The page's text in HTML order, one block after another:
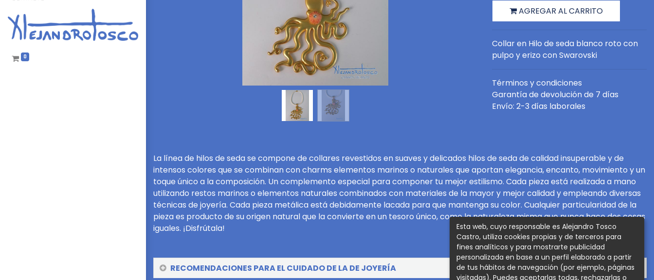
0
AGREGAR AL CARRITO
Collar en Hilo de seda blanco roto con
pulpo y erizo con Swarovski
Términos y condiciones
Garantía de devolución de 7 días
Envío: 2-3 días laborales
La línea de hilos de seda se compone de collares revestidos en suaves y delicados hilos de seda de calidad insuperable y de
intensos colores que se combinan con charms elementos marinos o naturales que aportan elegancia, encanto, movimiento y un
toque único a la composición. Un complemento especial para componer tu mejor estilismo. Cada pieza está realizada a mano
utilizando restos marinos o elementos naturales combinados con materiales de la mayor y mejor calidad y empleando diversas
técnicas de joyería. Cada pieza metálica está debidamente lacada para que mantenga su color. Cualquier particularidad de la
pieza es producto de su origen natural que la convierte en un tesoro único, como la naturaleza misma que nunca hace dos cosas
iguales. ¡Disfrútala!
RECOMENDACIONES PARA EL CUIDADO DE LA DE JOYERÍA
Esta web, cuyo responsable es Alejandro Tosco
Castro, utiliza cookies propias y de terceros para
fines analíticos y para mostrarte publicidad
personalizada en base a un perfil elaborado a partir
de tus hábitos de navegación (por ejemplo, páginas
visitadas). Puedes aceptarlas todas, rechazarlas o